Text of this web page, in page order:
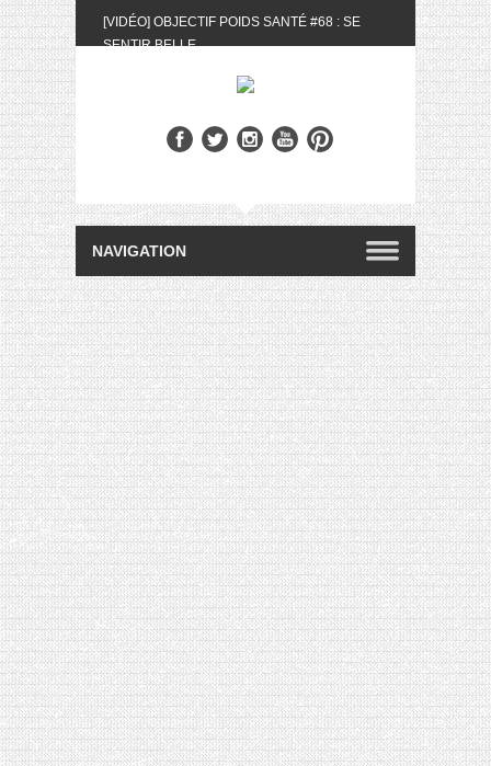
[VIDÉO] OBJECTIF POIDS SANTÉ #68 : SE
SENTIR BELLE
BIOTYFULL BOX DU MOIS DE MAI 2024 FEAT.
[VIDÉO] QUITOQUE #10 : MEAL PREP &
CONVIVIALITÉ
[VIDÉO] UNBOXING : LES MY LITTLE &
BIOTYFULL BOX DU MOIS D’AVRIL 2024
FEAT. AKILA
[VIDÉO] OBJECTIF POIDS SANTÉ #67 : L’AVIS
DES AUTRES, CE N’EST QUE LA VIE DES
AUTRES
[VIDÉO] UNBOXING : LES MY LITTLE &
BIOTYFULL BOX DES MOIS DE FÉVRIER ET
MARS 2024 FEAT. AKILA
[VIDÉO] LA SÉLECTION DU MOIS
#JANVIER2024
[VIDÉO] HELLOFRESH #34 : IDÉES
RECETTES RISOTTO